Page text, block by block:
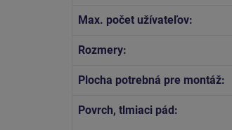
Max. počet užívateľov:
Rozmery:
Plocha potrebná pre montáž:
Povrch, tlmiaci pád: